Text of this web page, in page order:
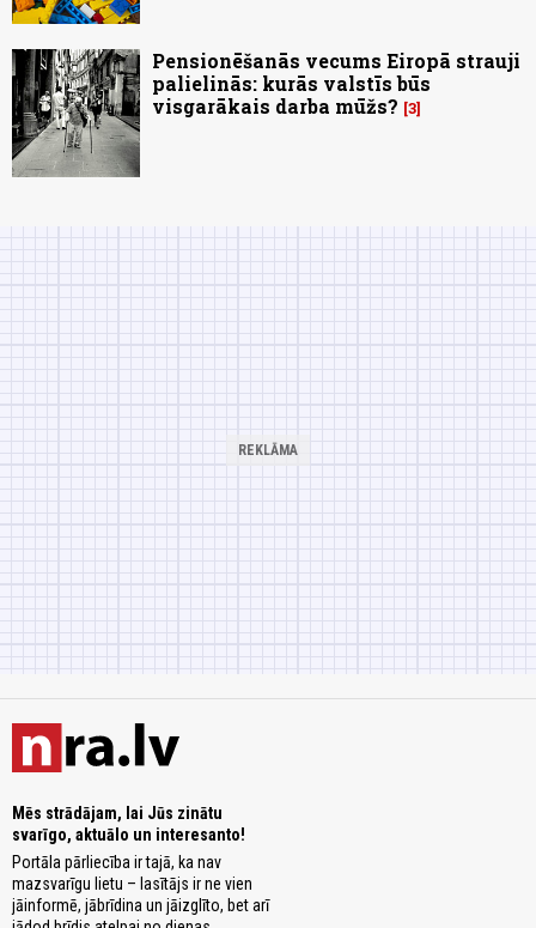
Pensionēšanās vecums Eiropā strauji
palielinās: kurās valstīs būs
visgarākais darba mūžs? 3
Mēs strādājam, lai Jūs zinātu
svarīgo, aktuālo un interesanto!
Portāla pārliecība ir tajā, ka nav
mazsvarīgu lietu – lasītājs ir ne vien
jāinformē, jābrīdina un jāizglīto, bet arī